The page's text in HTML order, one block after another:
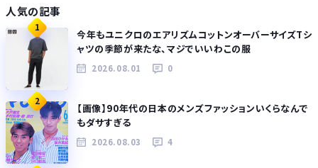
人気の記事
1
今年もユニクロのエアリズムコットンオーバーサイズTシ
ャツの季節が来たな、マジでいいわこの服
2026.08.01 0
2
【画像】90年代の日本のメンズファッションいくらなんで
もダサすぎる
2026.08.03 4